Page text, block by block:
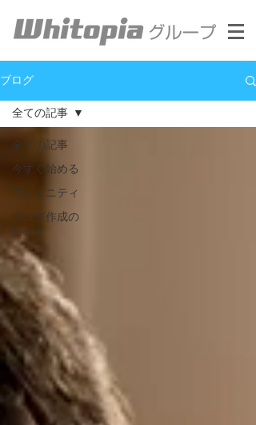
ブログ
全ての記事
今すぐ始める
コミュニティ
ブログ作成の
ヒント
全ての記事